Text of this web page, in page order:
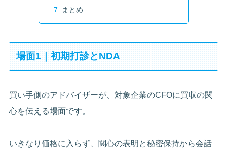
まとめ
場面1｜初期打診とNDA
買い手側のアドバイザーが、対象企業のCFOに買収の関
心を伝える場面です。
いきなり価格に入らず、関心の表明と秘密保持から会話